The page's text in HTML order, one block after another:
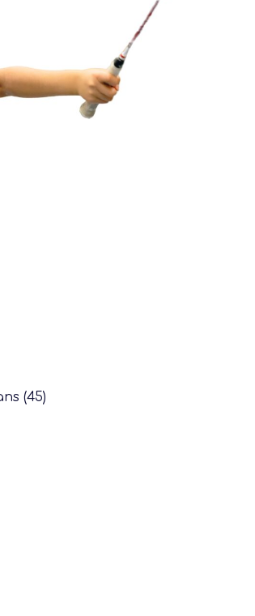
Construire
Jouer
(45)